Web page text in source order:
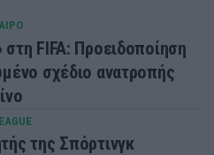
FIFA: Προειδοποίηση
σχέδιο ανατροπής
της Σπόρτινγκ